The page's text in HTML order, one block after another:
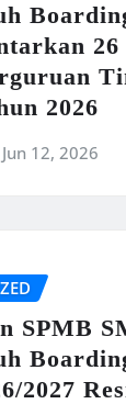
26
2026
Jun 12, 2026
SPMB
2027